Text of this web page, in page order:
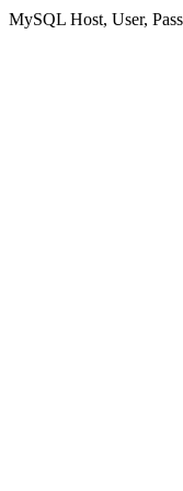
MySQL Host, User,